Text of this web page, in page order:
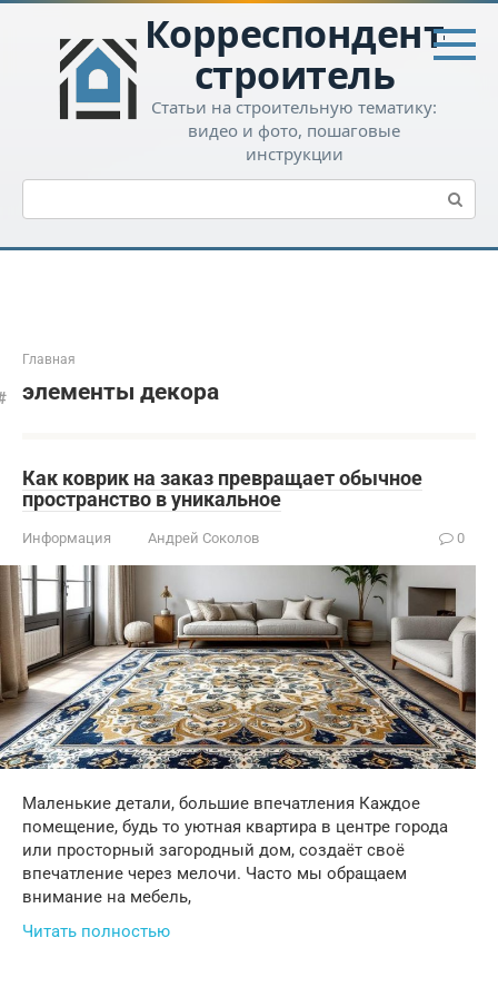
Перейти
контенту
Корреспондент-
строитель
Статьи на строительную тематику:
видео и фото, пошаговые
инструкции
Поиск:
Главная
элементы декора
Как коврик на заказ превращает обычное
пространство в уникальное
Информация Андрей Соколов 0
Маленькие детали, большие впечатления Каждое
помещение, будь то уютная квартира в центре города
или просторный загородный дом, создаёт своё
впечатление через мелочи. Часто мы обращаем
внимание на мебель,
Читать полностью